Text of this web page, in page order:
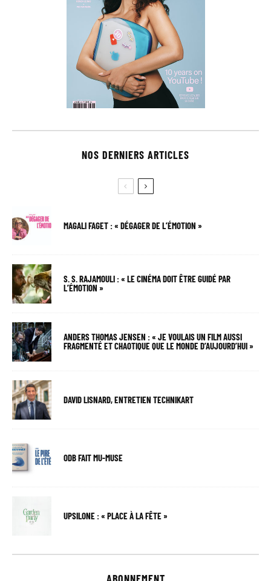
NOS DERNIERS ARTICLES
MAGALI FAGET : « DÉGAGER DE L’ÉMOTION »
S. S. RAJAMOULI : « LE CINÉMA DOIT ÊTRE GUIDÉ PAR
L’ÉMOTION »
ANDERS THOMAS JENSEN : « JE VOULAIS UN FILM AUSSI
FRAGMENTÉ ET CHAOTIQUE QUE LE MONDE D’AUJOURD’HUI »
DAVID LISNARD, ENTRETIEN TECHNIKART
ODB FAIT MU-MUSE
UPSILONE : « PLACE À LA FÊTE »